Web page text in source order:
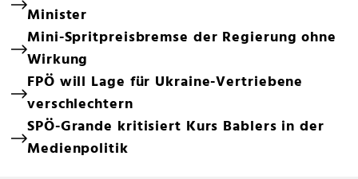
Minister
Mini-Spritpreisbremse der Regierung ohne
Wirkung
FPÖ will Lage für Ukraine-Vertriebene
verschlechtern
SPÖ-Grande kritisiert Kurs Bablers in der
Medienpolitik